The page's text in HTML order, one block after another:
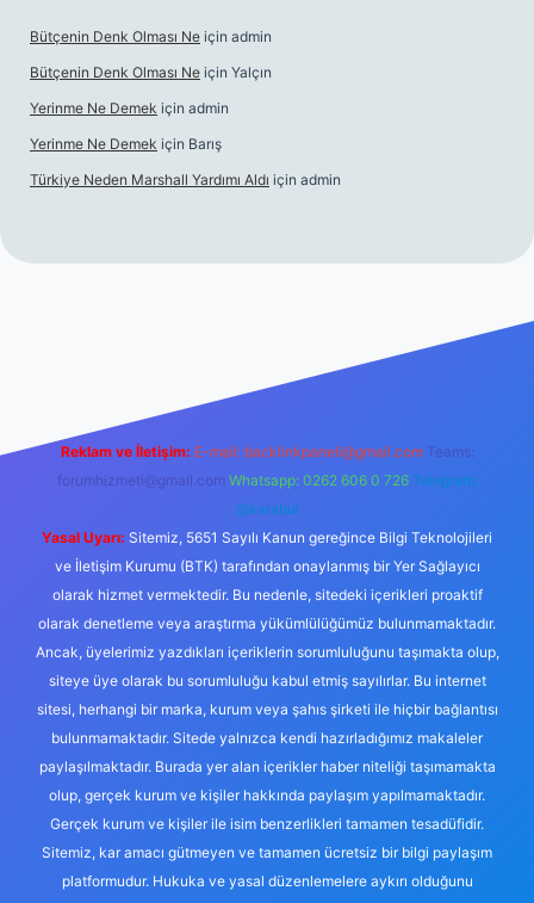
Bütçenin Denk Olması Ne için admin
Bütçenin Denk Olması Ne için Yalçın
Yerinme Ne Demek için admin
Yerinme Ne Demek için Barış
Türkiye Neden Marshall Yardımı Aldı için admin
hiltonbet
Reklam ve İletişim: E-mail: backlinkpaneli@gmail.com Teams:
forumhizmeti@gmail.com Whatsapp: 0262 606 0 726 Telegram:
@karabul
Yasal Uyarı: Sitemiz, 5651 Sayılı Kanun gereğince Bilgi Teknolojileri
ve İletişim Kurumu (BTK) tarafından onaylanmış bir Yer Sağlayıcı
olarak hizmet vermektedir. Bu nedenle, sitedeki içerikleri proaktif
olarak denetleme veya araştırma yükümlülüğümüz bulunmamaktadır.
Ancak, üyelerimiz yazdıkları içeriklerin sorumluluğunu taşımakta olup,
siteye üye olarak bu sorumluluğu kabul etmiş sayılırlar. Bu internet
sitesi, herhangi bir marka, kurum veya şahıs şirketi ile hiçbir bağlantısı
bulunmamaktadır. Sitede yalnızca kendi hazırladığımız makaleler
paylaşılmaktadır. Burada yer alan içerikler haber niteliği taşımamakta
olup, gerçek kurum ve kişiler hakkında paylaşım yapılmamaktadır.
Gerçek kurum ve kişiler ile isim benzerlikleri tamamen tesadüfidir.
Sitemiz, kar amacı gütmeyen ve tamamen ücretsiz bir bilgi paylaşım
platformudur. Hukuka ve yasal düzenlemelere aykırı olduğunu